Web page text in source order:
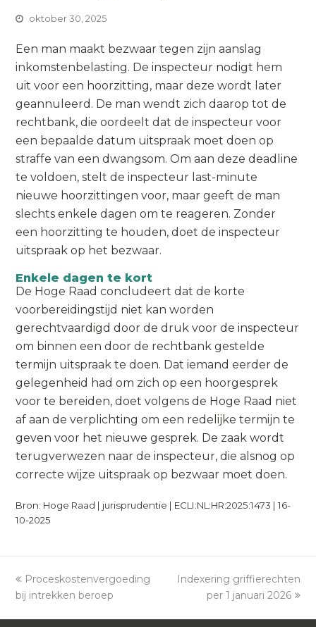
oktober 30, 2025
Een man maakt bezwaar tegen zijn aanslag
inkomstenbelasting. De inspecteur nodigt hem
uit voor een hoorzitting, maar deze wordt later
geannuleerd. De man wendt zich daarop tot de
rechtbank, die oordeelt dat de inspecteur voor
een bepaalde datum uitspraak moet doen op
straffe van een dwangsom. Om aan deze deadline
te voldoen, stelt de inspecteur last-minute
nieuwe hoorzittingen voor, maar geeft de man
slechts enkele dagen om te reageren. Zonder
een hoorzitting te houden, doet de inspecteur
uitspraak op het bezwaar.
Enkele dagen te kort
De Hoge Raad concludeert dat de korte
voorbereidingstijd niet kan worden
gerechtvaardigd door de druk voor de inspecteur
om binnen een door de rechtbank gestelde
termijn uitspraak te doen. Dat iemand eerder de
gelegenheid had om zich op een hoorgesprek
voor te bereiden, doet volgens de Hoge Raad niet
af aan de verplichting om een redelijke termijn te
geven voor het nieuwe gesprek. De zaak wordt
terugverwezen naar de inspecteur, die alsnog op
correcte wijze uitspraak op bezwaar moet doen.
Bron: Hoge Raad | jurisprudentie | ECLI:NL:HR:2025:1473 | 16-
10-2025
previous
post:
Proceskostenvergoeding
bij intrekken beroep
next
Indexering griffierechten
per 1 januari 2026